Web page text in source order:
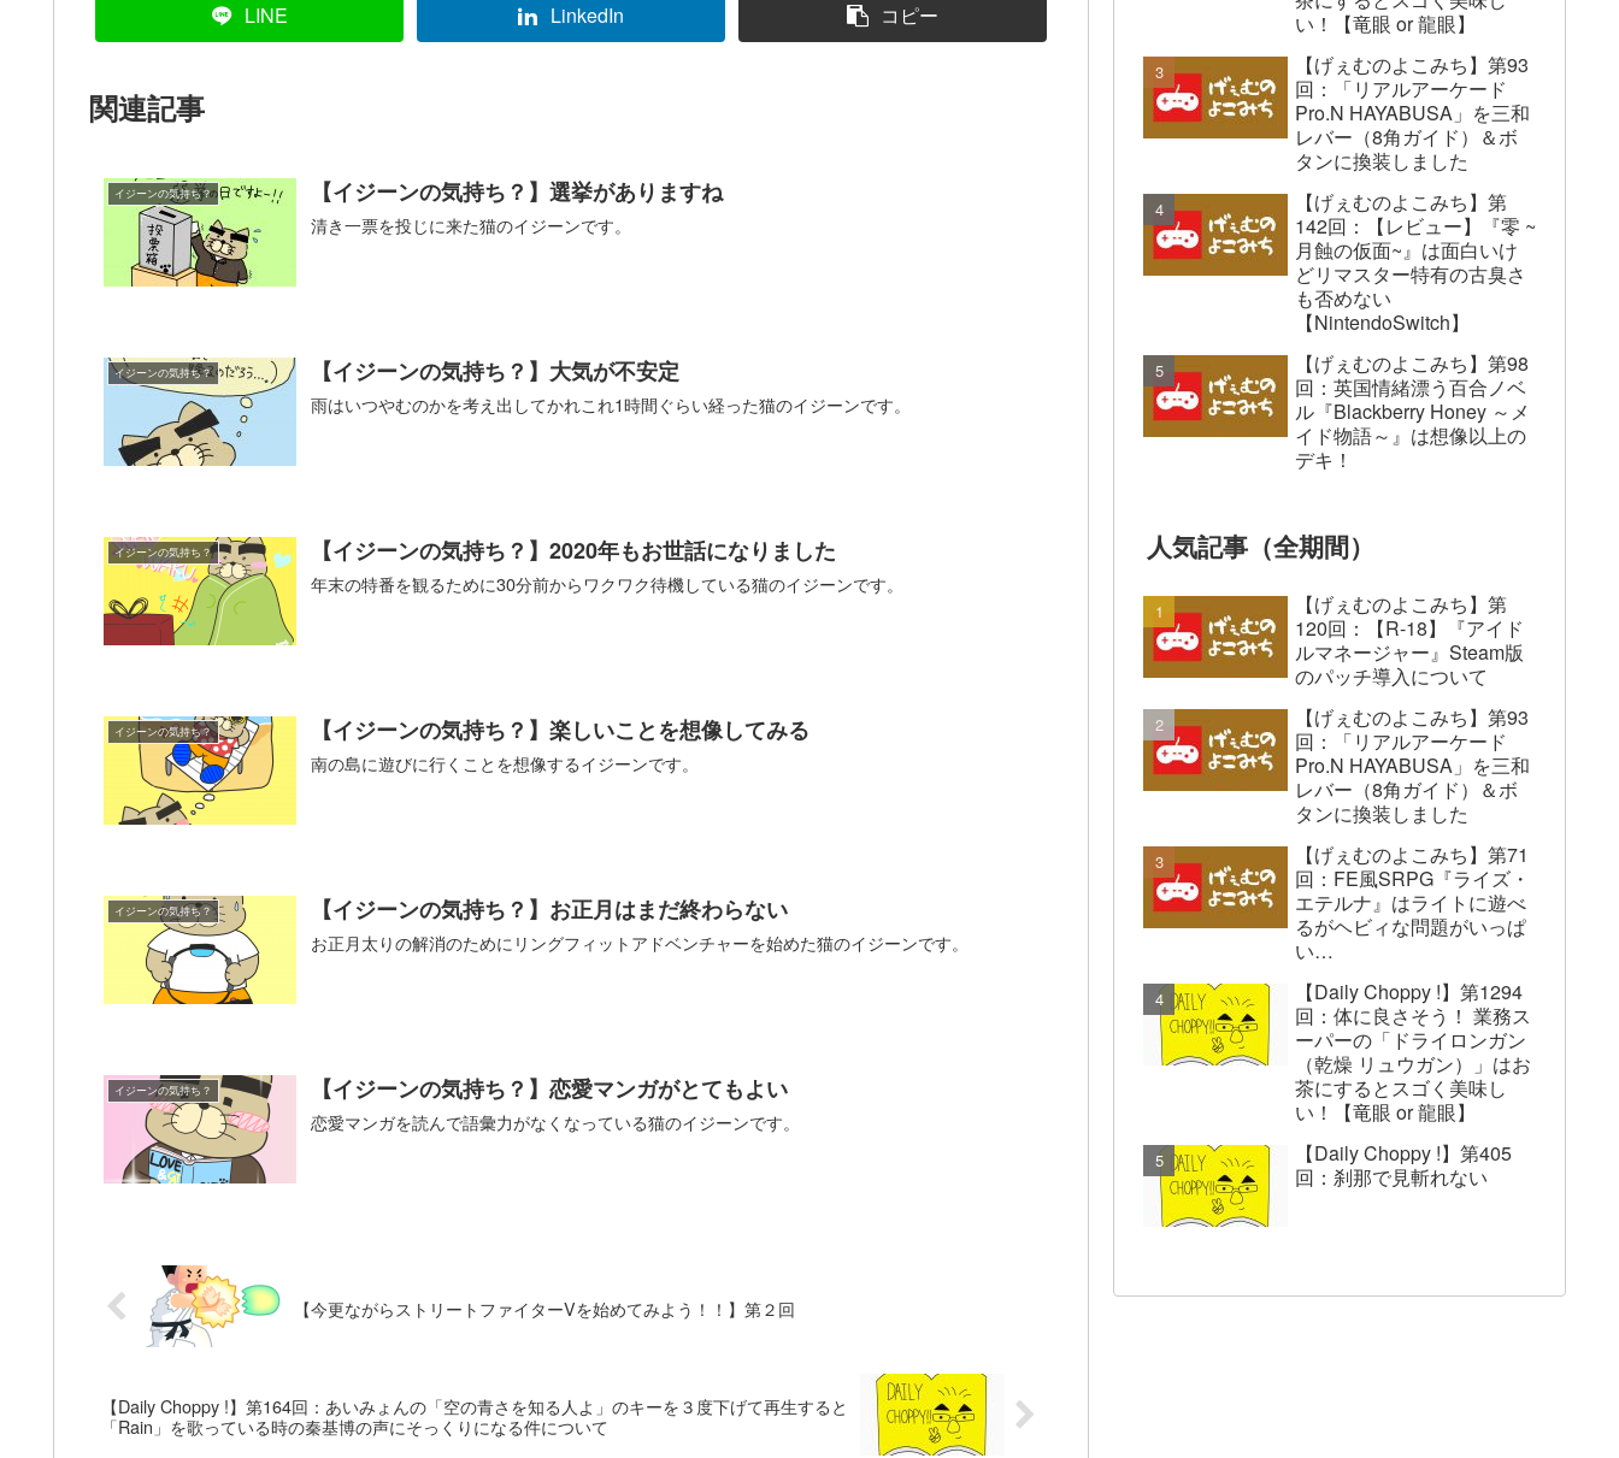
LINE LinkedIn コピー
関連記事
イジーンの気持ち？ 【イジーンの気持ち？】選挙がありますね
清き一票を投じに来た猫のイジーンです。
イジーンの気持ち？ 【イジーンの気持ち？】大気が不安定
雨はいつやむのかを考え出してかれこれ1時間ぐらい経った猫のイジーンです。
イジーンの気持ち？ 【イジーンの気持ち？】2020年もお世話になりました
年末の特番を観るために30分前からワクワク待機している猫のイジーンです。
イジーンの気持ち？ 【イジーンの気持ち？】楽しいことを想像してみる
南の島に遊びに行くことを想像するイジーンです。
イジーンの気持ち？ 【イジーンの気持ち？】お正月はまだ終わらない
お正月太りの解消のためにリングフィットアドベンチャーを始めた猫のイジーンです。
イジーンの気持ち？ 【イジーンの気持ち？】恋愛マンガがとてもよい
恋愛マンガを読んで語彙力がなくなっている猫のイジーンです。
【今更ながらストリートファイターVを始めてみよう！！】第２回
【Daily Choppy !】第164回：あいみょんの「空の青さを知る人よ」のキーを３度下げて再生すると
「Rain」を歌っている時の秦基博の声にそっくりになる件について
い！【竜眼 or 龍眼】
【げぇむのよこみち】第93
回：「リアルアーケード
Pro.N HAYABUSA」を三和
レバー（8角ガイド）＆ボ
タンに換装しました
【げぇむのよこみち】第
142回：【レビュー】『零 ~
月蝕の仮面~』は面白いけ
どリマスター特有の古臭さ
も否めない
【NintendoSwitch】
【げぇむのよこみち】第98
回：英国情緒漂う百合ノベ
ル『Blackberry Honey ～メ
イド物語～』は想像以上の
デキ！
人気記事（全期間）
【げぇむのよこみち】第
120回：【R-18】『アイド
ルマネージャー』Steam版
のパッチ導入について
【げぇむのよこみち】第93
回：「リアルアーケード
Pro.N HAYABUSA」を三和
レバー（8角ガイド）＆ボ
タンに換装しました
【げぇむのよこみち】第71
回：FE風SRPG『ライズ・
エテルナ』はライトに遊べ
るがヘビィな問題がいっぱ
い…
【Daily Choppy !】第1294
回：体に良さそう！ 業務ス
ーパーの「ドライロンガン
（乾燥 リュウガン）」はお
茶にするとスゴく美味し
い！【竜眼 or 龍眼】
【Daily Choppy !】第405
回：刹那で見斬れない